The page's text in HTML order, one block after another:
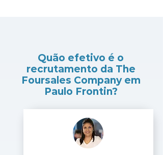
Quão efetivo é o
recrutamento da The
Foursales Company em
Paulo Frontin?